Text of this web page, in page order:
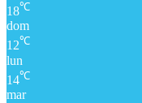
18℃
dom
12℃
lun
14℃
mar